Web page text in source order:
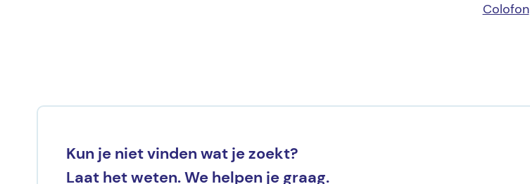
Colofon
Kun je niet vinden wat je zoekt?
Laat het weten. We helpen je graag.